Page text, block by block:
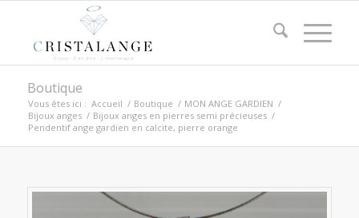
Boutique
Vous êtes ici : Accueil / Boutique / MON ANGE GARDIEN /
Bijoux anges / Bijoux anges en pierres semi précieuses /
Pendentif ange gardien en calcite, pierre orange